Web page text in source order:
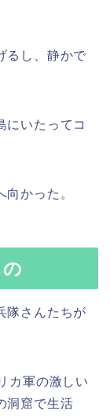
るし、静かで
にいたってコ
かった。
隊さんたちが
カ軍の激しい
洞窟で生活